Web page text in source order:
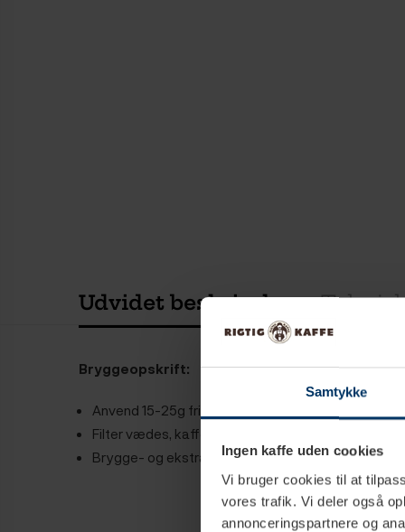
Samtykke
Ingen kaffe uden cookies
Vi bruger cookies til at
vores trafik. Vi deler også
annonceringspartnere og
Udvidet beskrivelse
Bryggeopskrift:
Anvend 15-25g frisk kværnet kaffe, pr. 2,5 dl kop.
Filter vædes, kaffe påfyldes, 94°C friskkogt vand
Brygge- og ekstrationtid er ca. 4 min.